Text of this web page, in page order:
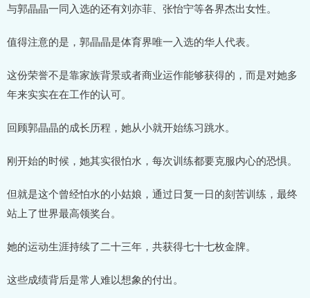
与郭晶晶一同入选的还有刘亦菲、张怡宁等各界杰出女性。
值得注意的是，郭晶晶是体育界唯一入选的华人代表。
这份荣誉不是靠家族背景或者商业运作能够获得的，而是对她多
年来实实在在工作的认可。
回顾郭晶晶的成长历程，她从小就开始练习跳水。
刚开始的时候，她其实很怕水，每次训练都要克服内心的恐惧。
但就是这个曾经怕水的小姑娘，通过日复一日的刻苦训练，最终
站上了世界最高领奖台。
她的运动生涯持续了二十三年，共获得七十七枚金牌。
这些成绩背后是常人难以想象的付出。